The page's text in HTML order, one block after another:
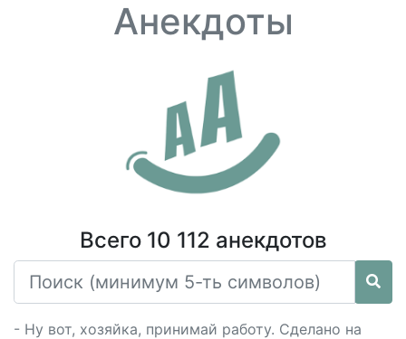
Анекдоты
Всего 10 112 анекдотов
- Ну вот, хозяйка, принимай работу. Сделано на